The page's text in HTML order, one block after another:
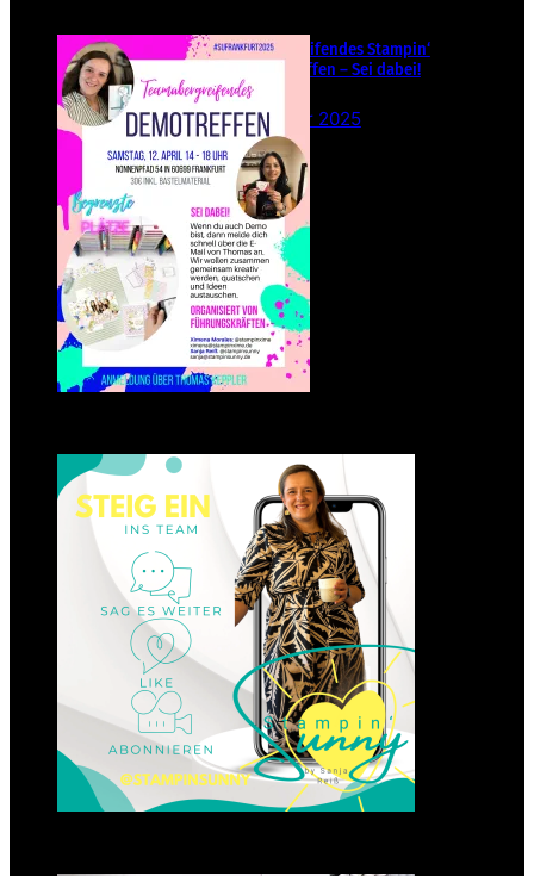
Teamübergreifendes Stampin‘
Up! Demotreffen – Sei dabei!
26. Februar 2025
Einsteigen 2025 im Team
Stampin‘ Sunny
23. Januar 2025